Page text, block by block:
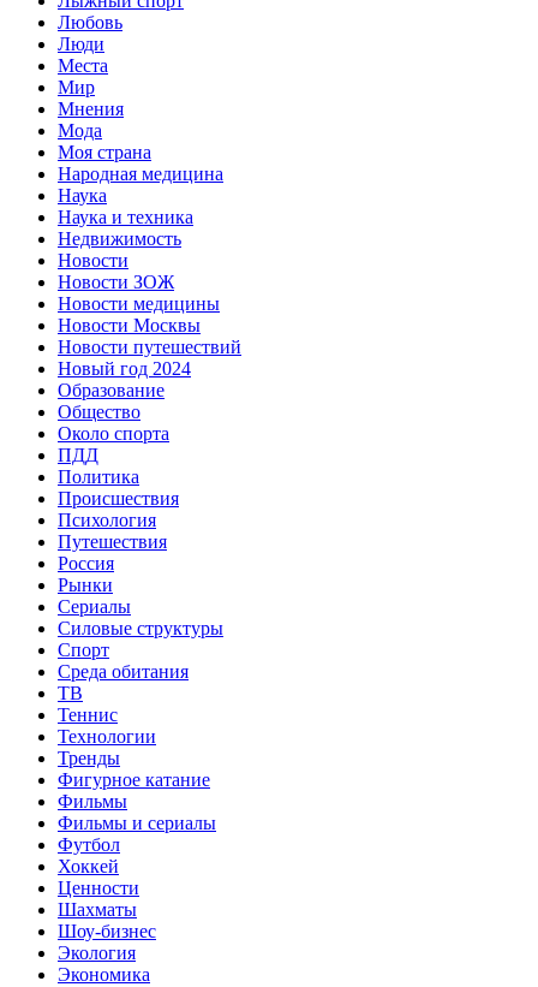
Любовь
Люди
Места
Мир
Мнения
Мода
Моя страна
Народная медицина
Наука
Наука и техника
Недвижимость
Новости
Новости ЗОЖ
Новости медицины
Новости Москвы
Новости путешествий
Новый год 2024
Образование
Общество
Около спорта
ПДД
Политика
Происшествия
Психология
Путешествия
Россия
Рынки
Сериалы
Силовые структуры
Спорт
Среда обитания
ТВ
Теннис
Технологии
Тренды
Фигурное катание
Фильмы
Фильмы и сериалы
Футбол
Хоккей
Ценности
Шахматы
Шоу-бизнес
Экология
Экономика